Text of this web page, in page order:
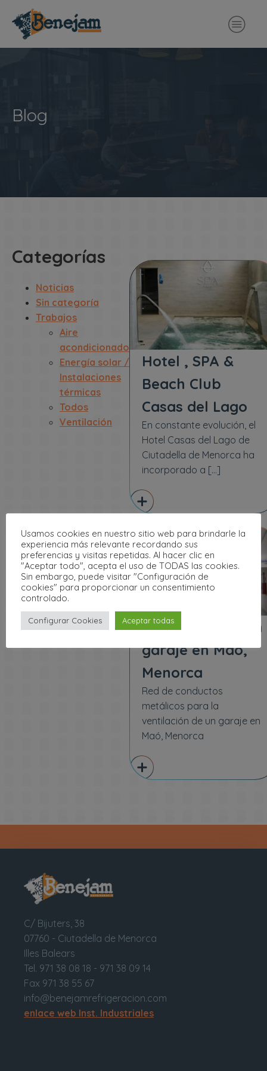
Blog
Categorías
Noticias
Sin categoría
Trabajos
Aire
acondicionado
Energía solar /
Instalaciones
térmicas
Todos
Ventilación
Hotel , SPA &
Beach Club
Casas del Lago
En constante evolución, el
Hotel Casas del Lago de
Ciutadella de Menorca ha
incorporado a […]
Ventilación de un
garaje en Maó,
Menorca
Red de conductos
metálicos para la
ventilación de un garaje en
Maó, Menorca
C/ Bijuters, 38
07760 - Ciutadella de Menorca
Illes Balears
Tel. 971 38 08 18 - 971 38 09 14
Fax 971 38 55 67
info@benejamrefrigeracion.com
enlace web Inst. Industriales
Usamos cookies en nuestro sitio web para brindarle la
experiencia más relevante recordando sus
preferencias y visitas repetidas. Al hacer clic en
"Aceptar todo", acepta el uso de TODAS las cookies.
Sin embargo, puede visitar "Configuración de
cookies" para proporcionar un consentimiento
controlado.
Configurar Cookies Aceptar todas